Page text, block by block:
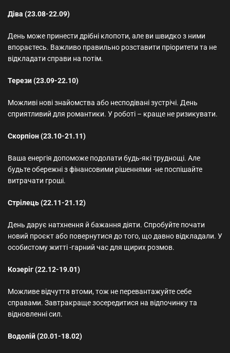
Діва (23.08-22.09)
День може принести дрібні клопоти, але ви швидко з ними
впораєтесь. Важливо правильно розставити пріоритети та не
відкладати справи на потім.
Терези (23.09-22.10)
Можливі нові знайомства або несподівані зустрічі. День
сприятливий для романтики. У роботі – краще не ризикувати.
Скорпіон (23.10-21.11)
Ваша енергія допоможе подолати будь-які труднощі. Але
будьте обережні з фінансовими рішеннями -не поспішайте
витрачати гроші.
Стрілець (22.11-21.12)
День дарує натхнення й бажання діяти. Спробуйте почати
новий проєкт або повернутися до того, що давно відкладали. У
особистому житті -гарний час для щирих розмов.
Козеріг (22.12-19.01)
Можливе відчуття втоми, тож не перевантажуйте себе
справами. Завтракраще зосередитися на відпочинку та
відновленні сил.
Водолій (20.01-18.02)